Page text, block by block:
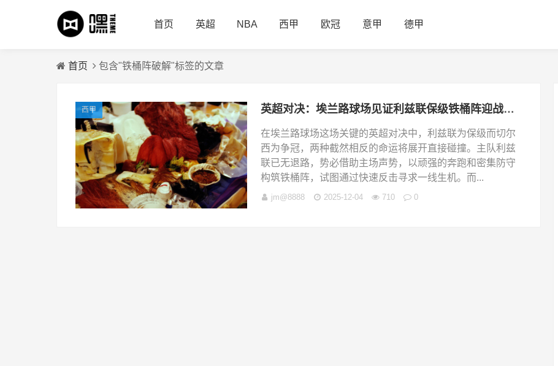
首页 英超 NBA 西甲 欧冠 意甲 德甲
首页 包含"铁桶阵破解"标签的文章
西甲 英超对决：埃兰路球场见证利兹联保级铁桶阵迎战切尔西争冠破解之战
在埃兰路球场这场关键的英超对决中，利兹联为保级而切尔
西为争冠，两种截然相反的命运将展开直接碰撞。主队利兹
联已无退路，势必借助主场声势，以顽强的奔跑和密集防守
构筑铁桶阵，试图通过快速反击寻求一线生机。而...
jm@8888 2025-12-04 710 0